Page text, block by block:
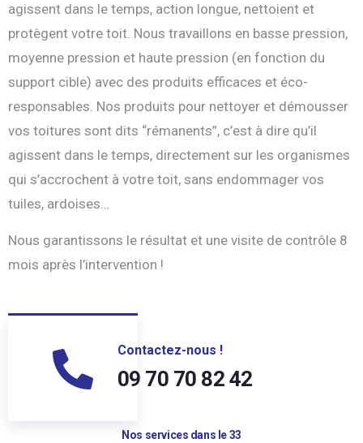
agissent dans le temps, action longue, nettoient et
protègent votre toit. Nous travaillons en basse pression,
moyenne pression et haute pression (en fonction du
support cible) avec des produits efficaces et éco-
responsables. Nos produits pour nettoyer et démousser
vos toitures sont dits “rémanents”, c’est à dire qu’il
agissent dans le temps, directement sur les organismes
qui s’accrochent à votre toit, sans endommager vos
tuiles, ardoises…
Nous garantissons le résultat et une visite de contrôle 8
mois après l’intervention !
Contactez-nous !
09 70 70 82 42
Nos services dans le 33